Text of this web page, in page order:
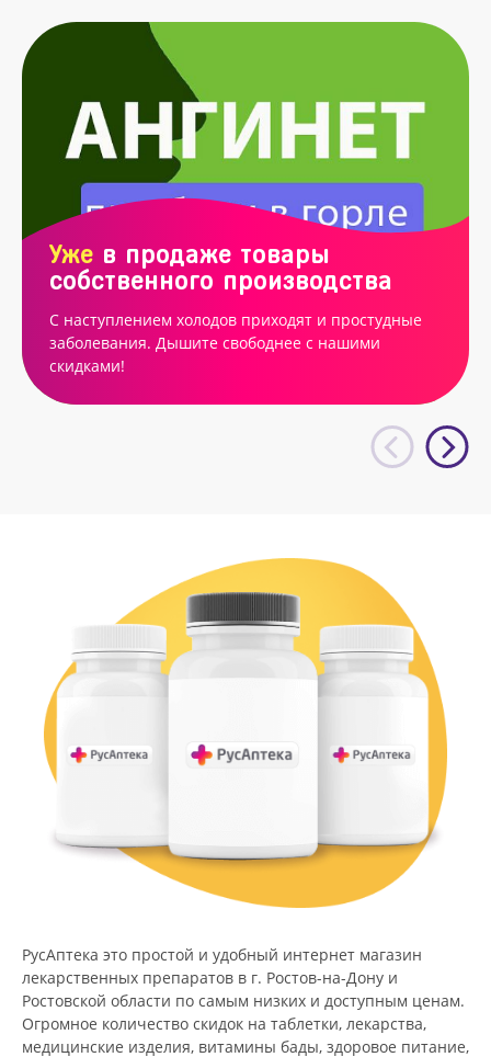
Уже в продаже товары
собственного производства
С наступлением холодов приходят и простудные
заболевания. Дышите свободнее с нашими
скидками!
РусАптека это простой и удобный интернет магазин
лекарственных препаратов в г. Ростов-на-Дону и
Ростовской области по самым низких и доступным ценам.
Огромное количество скидок на таблетки, лекарства,
медицинские изделия, витамины бады, здоровое питание,